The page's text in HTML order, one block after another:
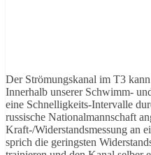
Der Strömungskanal im T3
Innerhalb unserer Schwimm-
eine Schnelligkeits-Intervalle
russische Nationalmannschaft
Kraft-/Widerstandsmessung an
sprich die geringsten